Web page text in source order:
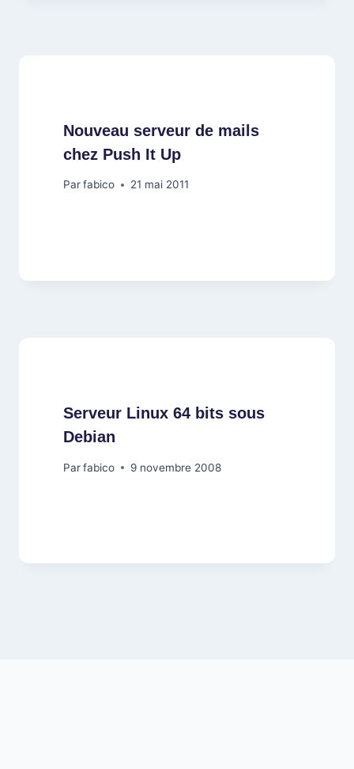
Nouveau serveur de mails
chez Push It Up
Parfabico 21 mai 2011
Serveur Linux 64 bits sous
Debian
Parfabico 9 novembre 2008